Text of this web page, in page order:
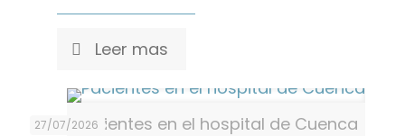
Leer mas
Pacientes en el hospital de Cuenca
27/07/2026